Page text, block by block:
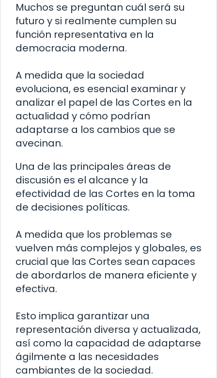
Muchos se preguntan cuál será su
futuro y si realmente cumplen su
función representativa en la
democracia moderna.
A medida que la sociedad
evoluciona, es esencial examinar y
analizar el papel de las Cortes en la
actualidad y cómo podrían
adaptarse a los cambios que se
avecinan.
Una de las principales áreas de
discusión es el alcance y la
efectividad de las Cortes en la toma
de decisiones políticas.
A medida que los problemas se
vuelven más complejos y globales, es
crucial que las Cortes sean capaces
de abordarlos de manera eficiente y
efectiva.
Esto implica garantizar una
representación diversa y actualizada,
así como la capacidad de adaptarse
ágilmente a las necesidades
cambiantes de la sociedad.